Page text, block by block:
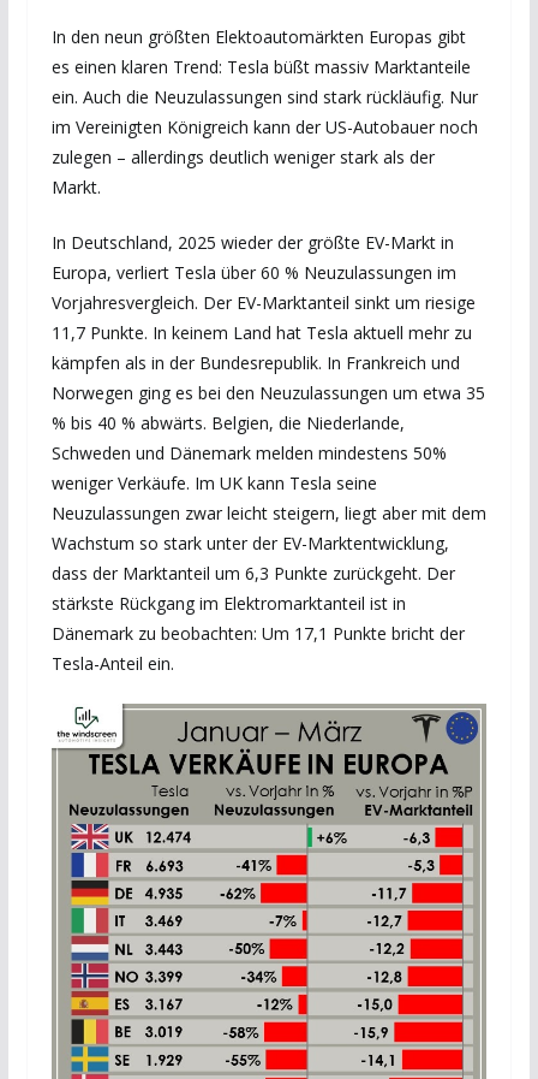
In den neun größten Elektoautomärkten Europas gibt
es einen klaren Trend: Tesla büßt massiv Marktanteile
ein. Auch die Neuzulassungen sind stark rückläufig. Nur
im Vereinigten Königreich kann der US-Autobauer noch
zulegen – allerdings deutlich weniger stark als der
Markt.
In Deutschland, 2025 wieder der größte EV-Markt in
Europa, verliert Tesla über 60 % Neuzulassungen im
Vorjahresvergleich. Der EV-Marktanteil sinkt um riesige
11,7 Punkte. In keinem Land hat Tesla aktuell mehr zu
kämpfen als in der Bundesrepublik. In Frankreich und
Norwegen ging es bei den Neuzulassungen um etwa 35
% bis 40 % abwärts. Belgien, die Niederlande,
Schweden und Dänemark melden mindestens 50%
weniger Verkäufe. Im UK kann Tesla seine
Neuzulassungen zwar leicht steigern, liegt aber mit dem
Wachstum so stark unter der EV-Marktentwicklung,
dass der Marktanteil um 6,3 Punkte zurückgeht. Der
stärkste Rückgang im Elektromarktanteil ist in
Dänemark zu beobachten: Um 17,1 Punkte bricht der
Tesla-Anteil ein.